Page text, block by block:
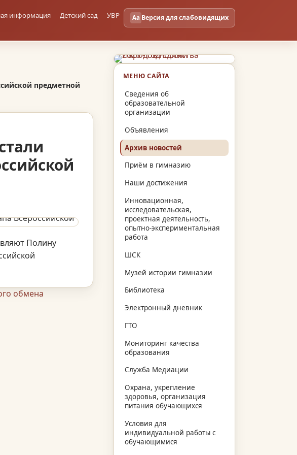
информация Детский сад УВР Aa Версия для слабовидящих
предметной
Полину
обмена
МЕНЮ САЙТА
Сведения об
образовательной
организации
Объявления
Архив новостей
Приём в гимназию
Наши достижения
Инновационная,
исследовательская,
проектная деятельность,
опытно-экспериментальная
работа
ШСК
Музей истории гимназии
Библиотека
Электронный дневник
ГТО
Мониторинг качества
образования
Служба Медиации
Охрана, укрепление
здоровья, организация
питания обучающихся
Условия для
индивидуальной работы с
обучающимися